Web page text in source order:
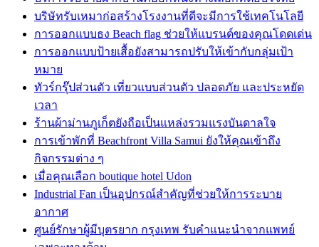
บริษัทรับเหมาก่อสร้างโรงงานที่ดีจะมีการใช้เทคโนโลยี
การออกแบบธง Beach flag ช่วยให้แบรนด์ของคุณโดดเด่น
การออกแบบป้ายเสื้อยังสามารถปรับให้เข้ากับกลุ่มเป้า
หมาย
ทัวร์กรุ๊ปส่วนตัว เที่ยวแบบส่วนตัว ปลอดภัย และประหยัด
เวลา
ร้านผ้าม่านภูเก็ตยังถือเป็นแหล่งรวมแรงบันดาลใจ
การเข้าพักที่ Beachfront Villa Samui ยังให้คุณเข้าถึง
กิจกรรมต่าง ๆ
เมื่อคุณเลือก boutique hotel Udon
Industrial Fan เป็นอุปกรณ์สำคัญที่ช่วยให้การระบาย
อากาศ
ศูนย์รักษาผู้มีบุตรยาก กรุงเทพ รับคำแนะนำจากแพทย์